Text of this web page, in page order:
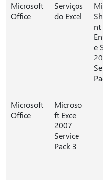
Microsoft
Office
Serviços
do Excel
nt
e
Microsoft
Office
Microso
ft Excel
2007
Service
Pack 3